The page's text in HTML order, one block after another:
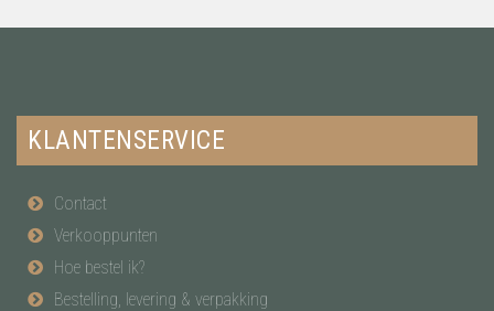
KLANTENSERVICE
Contact
Verkooppunten
Hoe bestel ik?
Bestelling, levering & verpakking